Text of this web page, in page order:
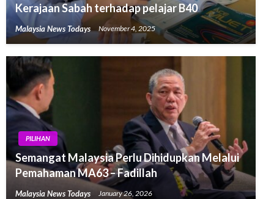
Kerajaan Sabah terhadap pelajar B40
Malaysia News Todays November 4, 2025
PILIHAN
Semangat Malaysia Perlu Dihidupkan Melalui
Pemahaman MA63 – Fadillah
Malaysia News Todays January 26, 2026